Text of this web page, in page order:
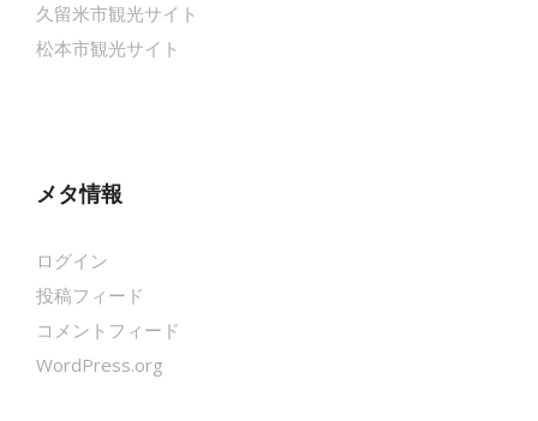
久留米市観光サイト
松本市観光サイト
メタ情報
ログイン
投稿フィード
コメントフィード
WordPress.org